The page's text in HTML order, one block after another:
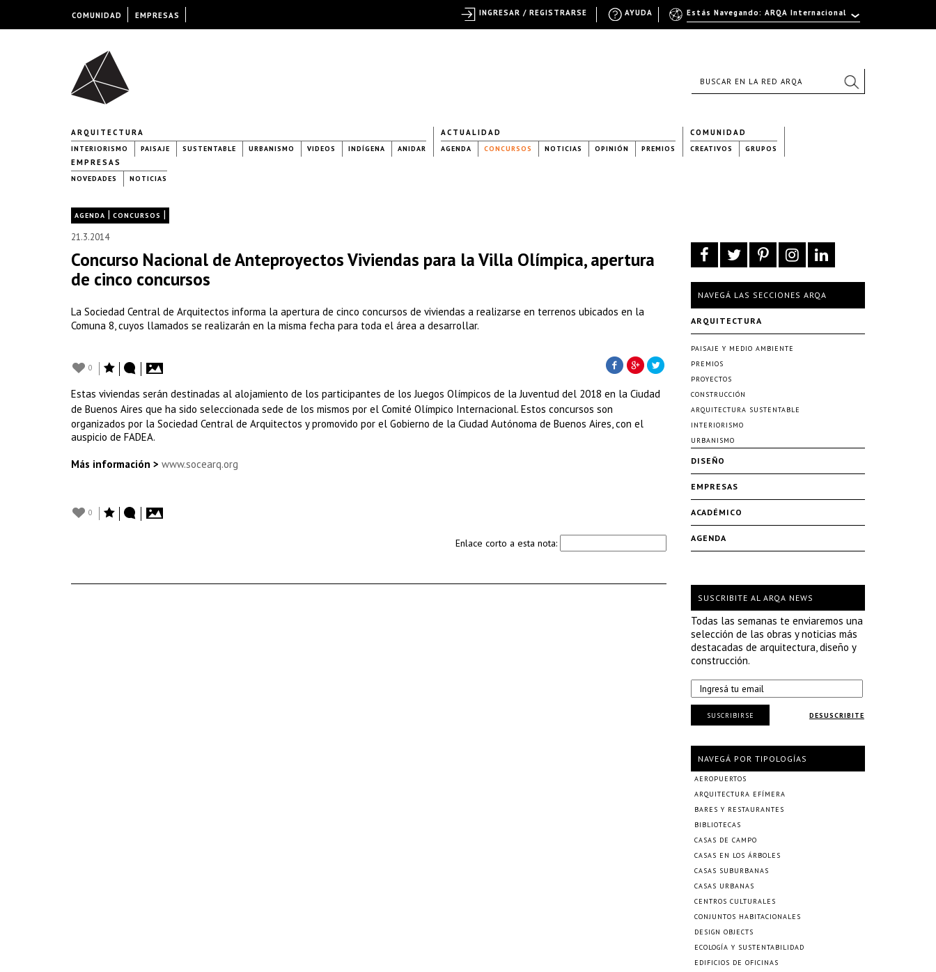
ARQUITECTURA
INTERIORISMO PAISAJE SUSTENTABLE URBANISMO VIDEOS INDÍGENA ANIDAR
ACTUALIDAD
AGENDA CONCURSOS NOTICIAS OPINIÓN PREMIOS
COMUNIDAD
CREATIVOS GRUPOS
EMPRESAS
NOVEDADES NOTICIAS
AGENDA | CONCURSOS |
21.3.2014
Concurso Nacional de Anteproyectos Viviendas para la Villa Olímpica, apertura
de cinco concursos
La Sociedad Central de Arquitectos informa la apertura de cinco concursos de viviendas a realizarse en terrenos ubicados en la
Comuna 8, cuyos llamados se realizarán en la misma fecha para toda el área a desarrollar.
0
Estas viviendas serán destinadas al alojamiento de los participantes de los Juegos Olímpicos de la Juventud del 2018 en la Ciudad
de Buenos Aires que ha sido seleccionada sede de los mismos por el Comité Olímpico Internacional. Estos concursos son
organizados por la Sociedad Central de Arquitectos y promovido por el Gobierno de la Ciudad Autónoma de Buenos Aires, con el
auspicio de FADEA.
Más información > www.socearq.org
0
Enlace corto a esta nota:
NAVEGÁ LAS SECCIONES ARQA
ARQUITECTURA
PAISAJE Y MEDIO AMBIENTE
PREMIOS
PROYECTOS
CONSTRUCCIÓN
ARQUITECTURA SUSTENTABLE
INTERIORISMO
URBANISMO
DISEÑO
EMPRESAS
ACADÉMICO
AGENDA
SUSCRIBITE AL ARQA NEWS
Todas las semanas te enviaremos una
selección de las obras y noticias más
destacadas de arquitectura, diseño y
construcción.
DESUSCRIBITE
SUSCRIBIRSE
NAVEGÁ POR TIPOLOGÍAS
AEROPUERTOS
ARQUITECTURA EFÍMERA
BARES Y RESTAURANTES
BIBLIOTECAS
CASAS DE CAMPO
CASAS EN LOS ÁRBOLES
CASAS SUBURBANAS
CASAS URBANAS
CENTROS CULTURALES
CONJUNTOS HABITACIONALES
DESIGN OBJECTS
ECOLOGÍA Y SUSTENTABILIDAD
EDIFICIOS DE OFICINAS
COMUNIDAD EMPRESAS Estás Navegando: ARQA Internacional
AYUDA
INGRESAR / REGISTRARSE